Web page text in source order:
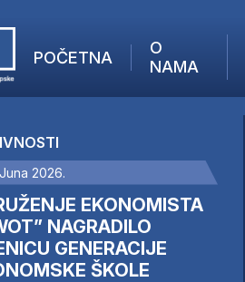
POČETNA
O
NAMA
STRANIH MEDIJA
2026.
EKONOMISTA
NAGRADILO
GENERACIJE
ŠKOLE